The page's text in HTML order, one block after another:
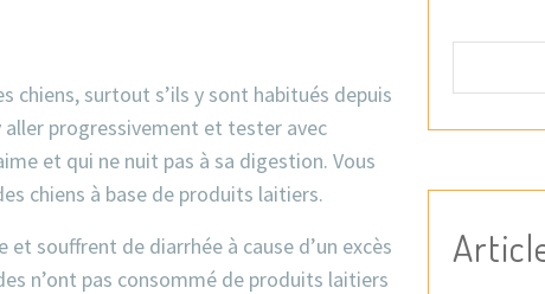
chiens, surtout s’ils y sont habitués depuis
aller progressivement et tester avec
et qui ne nuit pas à sa digestion. Vous
chiens à base de produits laitiers.
souffrent de diarrhée à cause d’un excès
n’ont pas consommé de produits laitiers